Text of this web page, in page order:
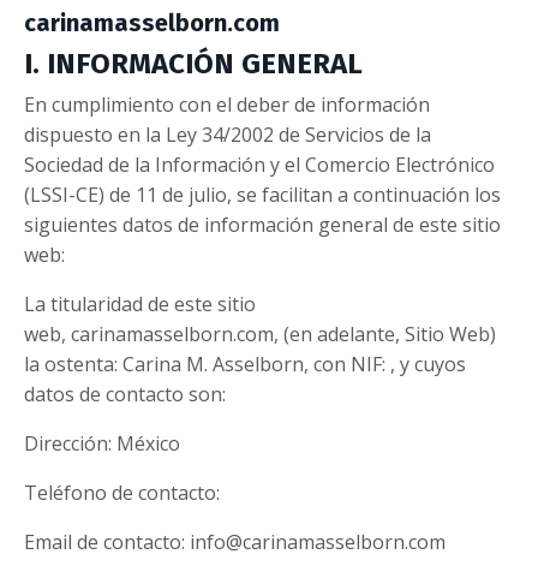
carinamasselborn.com
I. INFORMACIÓN GENERAL
En cumplimiento con el deber de información
dispuesto en la Ley 34/2002 de Servicios de la
Sociedad de la Información y el Comercio Electrónico
(LSSI-CE) de 11 de julio, se facilitan a continuación los
siguientes datos de información general de este sitio
web:
La titularidad de este sitio
web, carinamasselborn.com, (en adelante, Sitio Web)
la ostenta: Carina M. Asselborn, con NIF: , y cuyos
datos de contacto son:
Dirección: México
Teléfono de contacto:
Email de contacto: info@carinamasselborn.com